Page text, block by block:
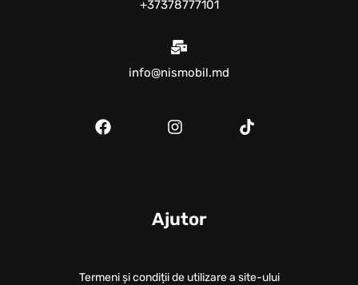
+37378777101
info@nismobil.md
Ajutor
Termeni și condiții de utilizare a site-ului